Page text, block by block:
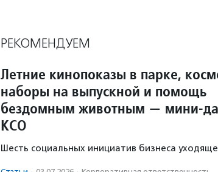
РЕКОМЕНДУЕМ
Летние кинопоказы в парке,
наборы на выпускной и помощь
бездомным животным — мини-
КСО
Шесть социальных инициатив бизнеса